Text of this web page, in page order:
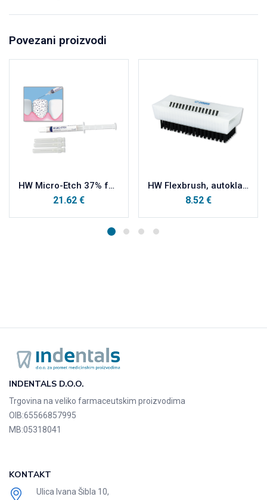
Povezani proizvodi
HW Micro-Etch 37% fosforna kiselina 2ml
21.62 €
HW Flexbrush, autoklavirajuća četka za nokte
8.52 €
INDENTALS D.O.O.
Trgovina na veliko farmaceutskim proizvodima
OIB:65566857995
MB:05318041
KONTAKT
Ulica Ivana Šibla 10,